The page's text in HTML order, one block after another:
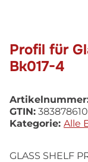
Profil für
Bk017-4
GTIN:
Kategorie: Alle
GLASS SHELF